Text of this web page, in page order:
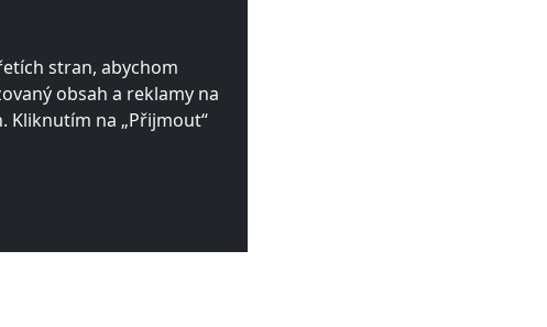
stran, abychom
obsah a reklamy na
Kliknutím na „Přijmout“